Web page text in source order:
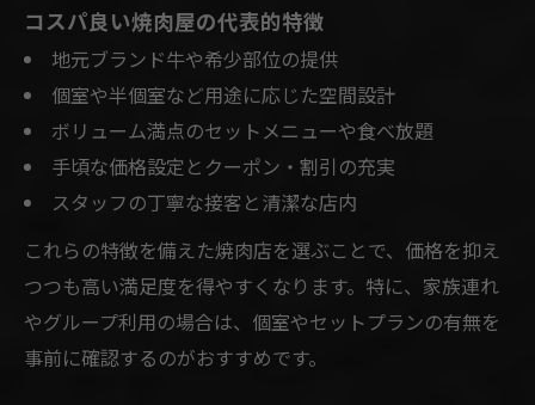
コスパ良い焼肉屋の代表的特徴
地元ブランド牛や希少部位の提供
個室や半個室など用途に応じた空間設計
ボリューム満点のセットメニューや食べ放題
手頃な価格設定とクーポン・割引の充実
スタッフの丁寧な接客と清潔な店内
これらの特徴を備えた焼肉店を選ぶことで、価格を抑え
つつも高い満足度を得やすくなります。特に、家族連れ
やグループ利用の場合は、個室やセットプランの有無を
事前に確認するのがおすすめです。